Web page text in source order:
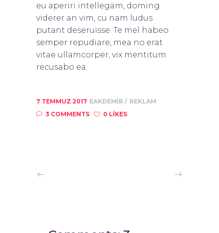
eu aperiri intellegam, doming
viderer an vim, cu nam ludus
putant deseruisse. Te mel habeo
semper repudiare, mea no erat
vitae ullamcorper, vix mentitum
recusabo ea.
7 TEMMUZ 2017 EAKDEMIR
REKLAM
3 COMMENTS
0 LIKES